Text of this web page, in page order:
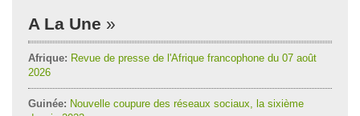
A La Une
Afrique: Revue de presse de l'Afrique francophone du 07 août
2026
Guinée: Nouvelle coupure des réseaux sociaux, la sixième